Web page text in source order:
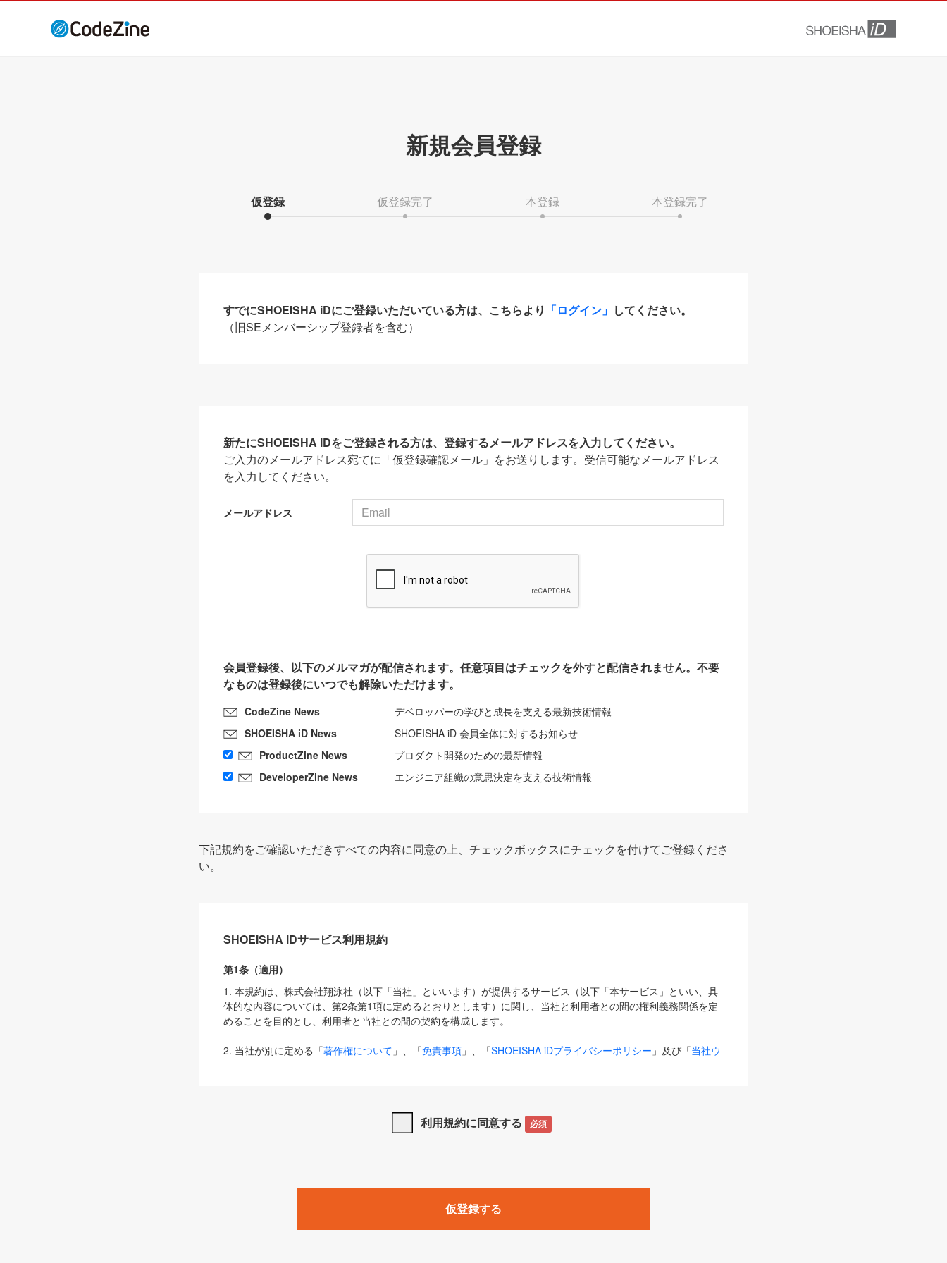
新規会員登録
仮登録 仮登録完了 本登録 本登録完了
すでにSHOEISHA iDにご登録いただいている方は、こちらより 「ログイン」 してください。
（旧SEメンバーシップ登録者を含む）
新たにSHOEISHA iDをご登録される方は、登録するメールアドレスを入力してください。
ご入力のメールアドレス宛てに「仮登録確認メール」をお送りします。受信可能なメールアドレス
を入力してください。
メールアドレス
会員登録後、以下のメルマガが配信されます。任意項目はチェックを外すと配信されません。不要
なものは登録後にいつでも解除いただけます。
CodeZine News
デベロッパーの学びと成長を支える最新技術情報
SHOEISHA iD News
SHOEISHA iD 会員全体に対するお知らせ
ProductZine News
プロダクト開発のための最新情報
DeveloperZine News
エンジニア組織の意思決定を支える技術情報
下記規約をご確認いただきすべての内容に同意の上、チェックボックスにチェックを付けてご登録くださ
い。
SHOEISHA iDサービス利用規約
第1条（適用）
1. 本規約は、株式会社翔泳社（以下「当社」といいます）が提供するサービス（以下「本サービス」といい、具
体的な内容については、第2条第1項に定めるとおりとします）に関し、当社と利用者との間の権利義務関係を定
めることを目的とし、利用者と当社との間の契約を構成します。
2. 当社が別に定める「著作権について 」、「免責事項 」、「SHOEISHA iDプライバシーポリシー 」及び「当社ウ
は、本規約の規定が優先して適用されるものとします。
1. 「本サービス」とは、当社が提供する以下のサービス（名称や内容が変更された場合、変更後のサービスを含
みます）及びこれらサービスに関連して当社が実施するイベントやキャンペーンをいいます。
「SEBook」「SEShop」「CodeZine」「MarkeZine」「EnterpriseZine」「ECzine」「Biz/Zine」「HRzine」
利用規約に同意する 必須
仮登録する